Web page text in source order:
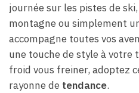
journée sur les pistes de
montagne ou simplement
accompagne toutes vos
une touche de style à votre
froid vous freiner, adoptez
rayonne de tendance.